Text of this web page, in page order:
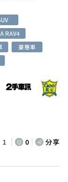
RAV4
豪華車
1 0 分享